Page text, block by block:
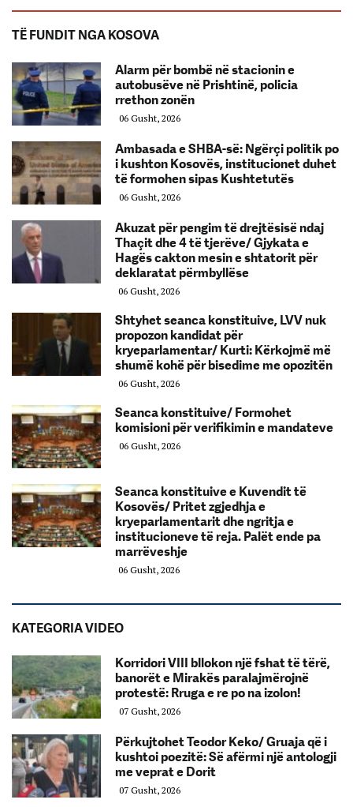
TË FUNDIT NGA KOSOVA
Alarm për bombë në stacionin e
autobusëve në Prishtinë, policia
rrethon zonën
06 Gusht, 2026
Ambasada e SHBA-së: Ngërçi politik po
i kushton Kosovës, institucionet duhet
të formohen sipas Kushtetutës
06 Gusht, 2026
Akuzat për pengim të drejtësisë ndaj
Thaçit dhe 4 të tjerëve/ Gjykata e
Hagës cakton mesin e shtatorit për
deklaratat përmbyllëse
06 Gusht, 2026
Shtyhet seanca konstituive, LVV nuk
propozon kandidat për
kryeparlamentar/ Kurti: Kërkojmë më
shumë kohë për bisedime me opozitën
06 Gusht, 2026
Seanca konstituive/ Formohet
komisioni për verifikimin e mandateve
06 Gusht, 2026
Seanca konstituive e Kuvendit të
Kosovës/ Pritet zgjedhja e
kryeparlamentarit dhe ngritja e
institucioneve të reja. Palët ende pa
marrëveshje
06 Gusht, 2026
KATEGORIA VIDEO
Korridori VIII bllokon një fshat të tërë,
banorët e Mirakës paralajmërojnë
protestë: Rruga e re po na izolon!
07 Gusht, 2026
Përkujtohet Teodor Keko/ Gruaja që i
kushtoi poezitë: Së afërmi një antologji
me veprat e Dorit
07 Gusht, 2026